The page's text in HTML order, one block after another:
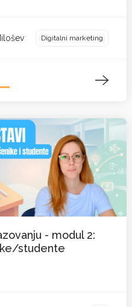
Digitalni marketing
- modul 2:
studente